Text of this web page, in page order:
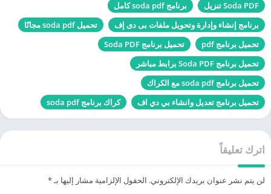
Soda PDF تنزيل
برنامج soda pdf كامل
برنامج إنشاء وإدارة وتحويل ملفات بى دى إف
تحميل soda pdf مجانًا
تحميل برنامج pdf
تحميل برنامج Soda PDF
تحميل برنامج Soda PDF برابط مباشر
تحميل برنامج soda pdf مع الكراك
تحميل برنامج تعديل وانشاء بي دي اف
كراك برنامج soda pdf
اترك تعليقاً
لن يتم نشر عنوان بريدك الإلكتروني. الحقول الإلزامية مشار إليها بـ*